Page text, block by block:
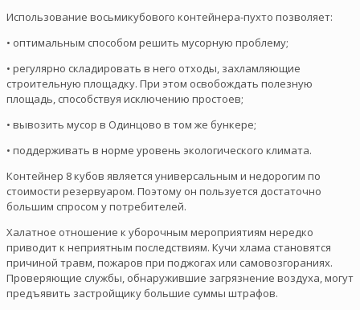
Использование восьмикубового контейнера-пухто позволяет:
• оптимальным способом решить мусорную проблему;
• регулярно складировать в него отходы, захламляющие
строительную площадку. При этом освобождать полезную
площадь, способствуя исключению простоев;
• вывозить мусор в Одинцово в том же бункере;
• поддерживать в норме уровень экологического климата.
Контейнер 8 кубов является универсальным и недорогим по
стоимости резервуаром. Поэтому он пользуется достаточно
большим спросом у потребителей.
Халатное отношение к уборочным мероприятиям нередко
приводит к неприятным последствиям. Кучи хлама становятся
причиной травм, пожаров при поджогах или самовозгораниях.
Проверяющие службы, обнаружившие загрязнение воздуха, могут
предъявить застройщику большие суммы штрафов.